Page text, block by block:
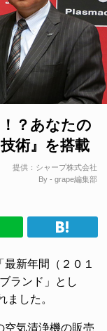
？あなたの
術』を搭載
提供： シャープ株式会社
By - grape編集部
新年間（２０１
ブランド」とし
ました。
空気清浄機の販売